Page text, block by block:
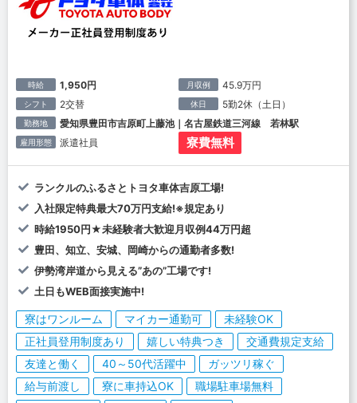
時給 1,950円 月収例 45.9万円
シフト 2交替 休日 5勤2休（土日）
勤務地 愛知県豊田市吉原町上藤池｜名古屋鉄道三河線 若林駅
雇用形態 派遣社員 寮費無料
ランクルのふるさとトヨタ車体吉原工場!
入社限定特典最大70万円支給!※規定あり
時給1950円★未経験者大歓迎月収例44万円超
豊田、知立、安城、岡崎からの通勤者多数!
伊勢湾岸道から見える”あの”工場です!
土日もWEB面接実施中!
寮はワンルーム マイカー通勤可
未経験OK
正社員登用制度あり
嬉しい特典つき
交通費規定支給
友達と働く
40～50代活躍中
ガッツリ稼ぐ
給与前渡し
寮に車持込OK
職場駐車場無料